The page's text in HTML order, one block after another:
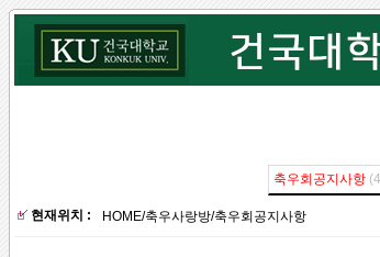
축우회공지사항
현재위치 : HOME/축우사랑방/축우회공지사항